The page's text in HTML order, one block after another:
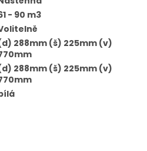
- 90 m3
288mm (š) 225mm (v)
288mm (š) 225mm (v)